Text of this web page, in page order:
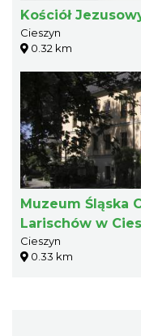
Kościół
Cieszyn
0.32 km
Muzeum Śląska
Larischów w
Cieszyn
0.33 km